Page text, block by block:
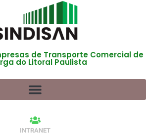
de Transporte Comercial de
do Litoral Paulista
INTRANET